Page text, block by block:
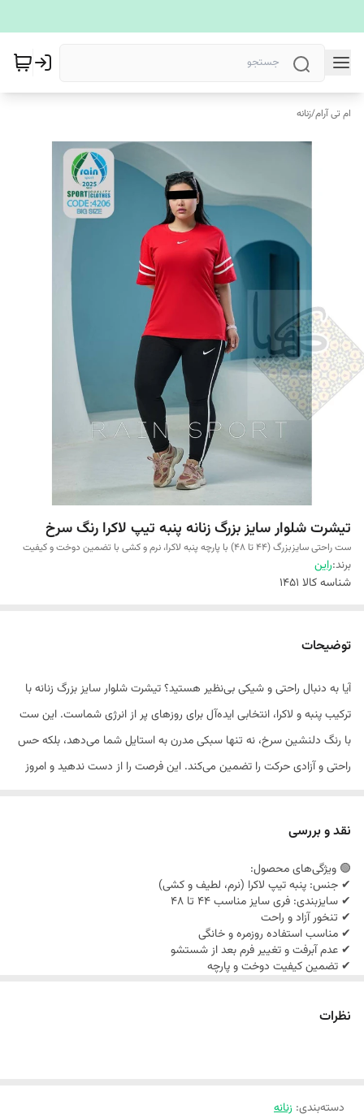
ام تی آرام/زنانه
تیشرت شلوار سایز بزرگ زنانه پنبه تیپ لاکرا رنگ سرخ
ست راحتی سایزبزرگ (44 تا 48) با پارچه پنبه لاکرا، نرم و کشی با تضمین دوخت و کیفیت
برند:راین
شناسه کالا 1451
توضیحات
آیا به دنبال راحتی و شیکی بی‌نظیر هستید؟ تیشرت شلوار سایز بزرگ زنانه با
ترکیب پنبه و لاکرا، انتخابی ایده‌آل برای روزهای پر از انرژی شماست. این ست
با رنگ دلنشین سرخ، نه تنها سبکی مدرن به استایل شما می‌دهد، بلکه حس
راحتی و آزادی حرکت را تضمین می‌کند. این فرصت را از دست ندهید و امروز
نقد و بررسی
🟢 ویژگی‌های محصول:
✔ جنس: پنبه تیپ لاکرا (نرم، لطیف و کشی)
✔ سایزبندی: فری سایز مناسب 44 تا 48
✔ تنخور آزاد و راحت
✔ مناسب استفاده روزمره و خانگی
✔ عدم آبرفت و تغییر فرم بعد از شستشو
✔ تضمین کیفیت دوخت و پارچه
نظرات
دسته‌بندی: زنانه